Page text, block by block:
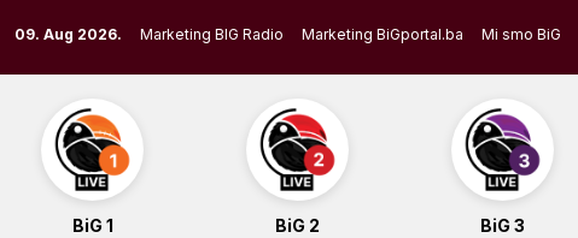
to
content
09. Aug 2026. Marketing BIG Radio Marketing BiGportal.ba Mi smo BiG
BiG 1 BiG 2 BiG 3